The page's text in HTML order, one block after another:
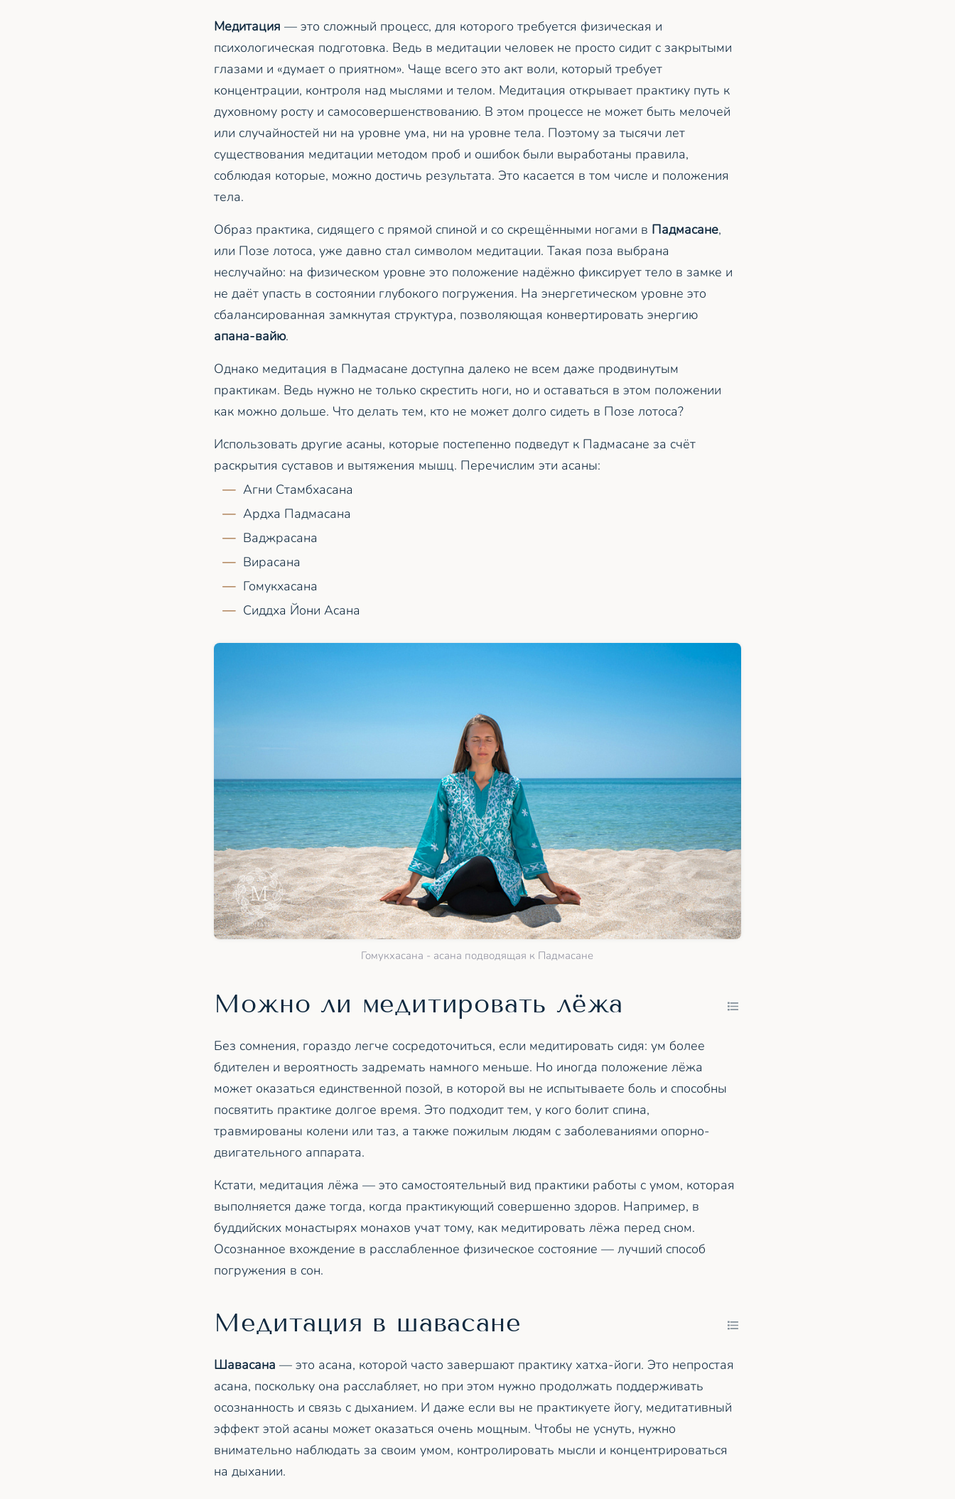
Медитация — это сложный процесс, для которого требуется физическая и
психологическая подготовка. Ведь в медитации человек не просто сидит с закрытыми
глазами и «думает о приятном». Чаще всего это акт воли, который требует
концентрации, контроля над мыслями и телом. Медитация открывает практику путь к
духовному росту и самосовершенствованию. В этом процессе не может быть мелочей
или случайностей ни на уровне ума, ни на уровне тела. Поэтому за тысячи лет
существования медитации методом проб и ошибок были выработаны правила,
соблюдая которые, можно достичь результата. Это касается в том числе и положения
тела.
Образ практика, сидящего с прямой спиной и со скрещёнными ногами в Падмасане,
или Позе лотоса, уже давно стал символом медитации. Такая поза выбрана
неслучайно: на физическом уровне это положение надёжно фиксирует тело в замке и
не даёт упасть в состоянии глубокого погружения. На энергетическом уровне это
сбалансированная замкнутая структура, позволяющая конвертировать энергию
апана-вайю.
Однако медитация в Падмасане доступна далеко не всем даже продвинутым
практикам. Ведь нужно не только скрестить ноги, но и оставаться в этом положении
как можно дольше. Что делать тем, кто не может долго сидеть в Позе лотоса?
Использовать другие асаны, которые постепенно подведут к Падмасане за счёт
раскрытия суставов и вытяжения мышц. Перечислим эти асаны:
Агни Стамбхасана
Ардха Падмасана
Ваджрасана
Вирасана
Гомукхасана
Сиддха Йони Асана
Гомукхасана - асана подводящая к Падмасане
Можно ли медитировать лёжа
Без сомнения, гораздо легче сосредоточиться, если медитировать сидя: ум более
бдителен и вероятность задремать намного меньше. Но иногда положение лёжа
может оказаться единственной позой, в которой вы не испытываете боль и способны
посвятить практике долгое время. Это подходит тем, у кого болит спина,
травмированы колени или таз, а также пожилым людям с заболеваниями опорно-
двигательного аппарата.
Кстати, медитация лёжа — это самостоятельный вид практики работы с умом, которая
выполняется даже тогда, когда практикующий совершенно здоров. Например, в
буддийских монастырях монахов учат тому, как медитировать лёжа перед сном.
Осознанное вхождение в расслабленное физическое состояние — лучший способ
погружения в сон.
Медитация в шавасане
Шавасана — это асана, которой часто завершают практику хатха-йоги. Это непростая
асана, поскольку она расслабляет, но при этом нужно продолжать поддерживать
осознанность и связь с дыханием. И даже если вы не практикуете йогу, медитативный
эффект этой асаны может оказаться очень мощным. Чтобы не уснуть, нужно
внимательно наблюдать за своим умом, контролировать мысли и концентрироваться
на дыхании.